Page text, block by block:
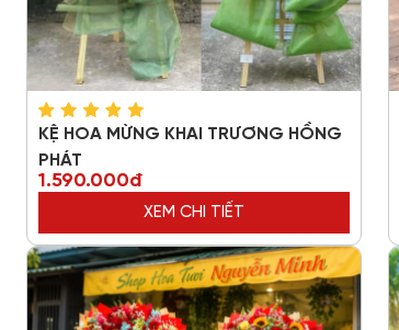
KỆ HOA MỪNG KHAI TRƯƠNG HỒNG
PHÁT
1.590.000đ
XEM CHI TIẾT